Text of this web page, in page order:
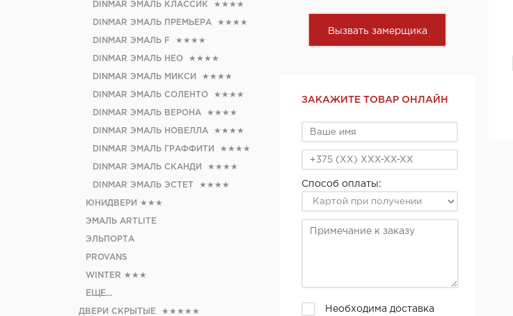
DINMAR ЭМАЛЬ КЛАССИК ★★★★
DINMAR ЭМАЛЬ ПРЕМЬЕРА ★★★★
DINMAR ЭМАЛЬ F ★★★★
DINMAR ЭМАЛЬ НЕО ★★★★
DINMAR ЭМАЛЬ МИКСИ ★★★★
DINMAR ЭМАЛЬ СОЛЕНТО ★★★★
DINMAR ЭМАЛЬ ВЕРОНА ★★★★
DINMAR ЭМАЛЬ НОВЕЛЛА ★★★★
DINMAR ЭМАЛЬ ГРАФФИТИ ★★★★
DINMAR ЭМАЛЬ СКАНДИ ★★★★
DINMAR ЭМАЛЬ ЭСТЕТ ★★★★
ЮНИДВЕРИ ★★★
ЭМАЛЬ ARTLITE
ЭЛЬПОРТА
PROVANS
WINTER ★★★
ЕЩЕ...
ДВЕРИ СКРЫТЫЕ ★★★★★
Вызвать замерщика
ЗАКАЖИТЕ ТОВАР ОНЛАЙН
Способ оплаты:
Необходима доставка